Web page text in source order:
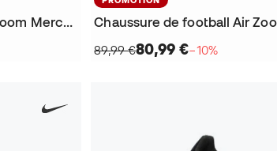
Chaussure de football Air Zoom Mercurial Superfly 10 Elite FG
89,99 €80,99 €−10%